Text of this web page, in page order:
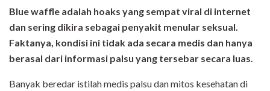
Blue waffle adalah hoaks yang sempat viral di internet
dan sering dikira sebagai penyakit menular seksual.
Faktanya, kondisi ini tidak ada secara medis dan hanya
berasal dari informasi palsu yang tersebar secara luas.
Banyak beredar istilah medis palsu dan mitos kesehatan di